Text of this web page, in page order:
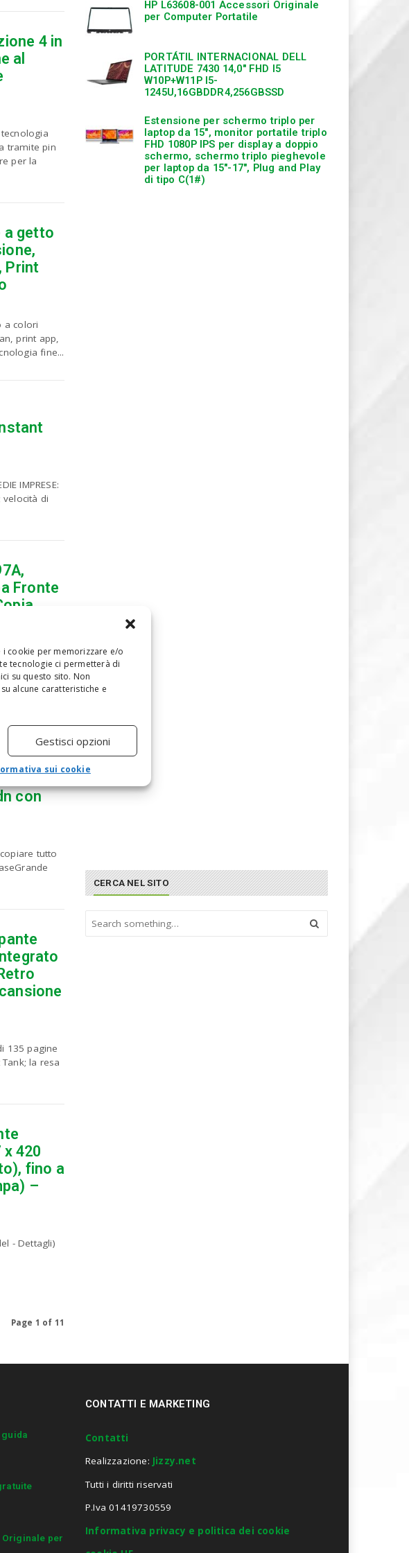
cookie per memorizzare e/o
tecnologie ci permetterà di
su questo sito. Non
alcune caratteristiche e
Gestisci opzioni
sui cookie
4 in
al
tramite pin
per la
a getto
Print
a colori
print app,
fine...
IMPRESE:
di
Fronte
HP
stampa
scansione
a
con
tutto
135 pagine
la resa
420
fino a
–
- Dettagli)
Page 1 of 11
HP L63608-001 Accessori Originale
per Computer Portatile
PORTÁTIL INTERNACIONAL DELL
LATITUDE 7430 14,0″ FHD I5
W10P+W11P I5-
1245U,16GBDDR4,256GBSSD
Estensione per schermo triplo per
laptop da 15″, monitor portatile triplo
FHD 1080P IPS per display a doppio
schermo, schermo triplo pieghevole
per laptop da 15″-17″, Plug and Play
di tipo C(1#)
CERCA NEL SITO
Originale per
CONTATTI E MARKETING
Contatti
Realizzazione: Jizzy.net
Tutti i diritti riservati
P.Iva 01419730559
Informativa privacy e politica dei cookie